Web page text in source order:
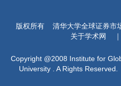
版权所有 清华大学全球证券市
关于学术网
｜
Copyright @2008 Institute for
University . A Rights Reserved.